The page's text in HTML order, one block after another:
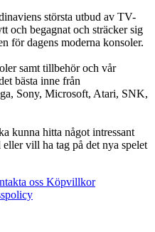
största utbud av TV-
och begagnat och sträcker sig
för dagens moderna konsoler.
samt tillbehör och vår
bästa inne från
Sony, Microsoft, Atari, SNK,
kunna hitta något intressant
vill ha tag på det nya spelet
oss Köpvillkor